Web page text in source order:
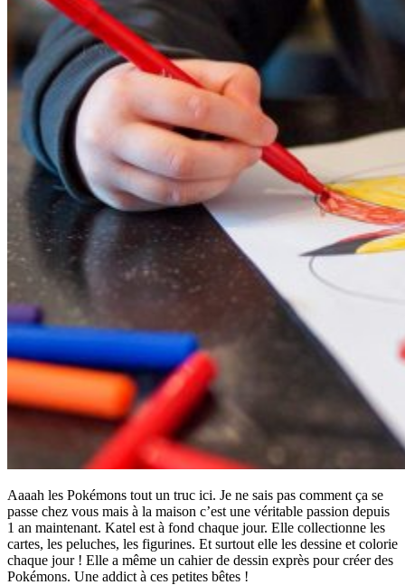
Aaaah les Pokémons tout un truc ici. Je ne sais pas comment ça se
passe chez vous mais à la maison c’est une véritable passion depuis
1 an maintenant. Katel est à fond chaque jour. Elle collectionne les
cartes, les peluches, les figurines. Et surtout elle les dessine et colorie
chaque jour ! Elle a même un cahier de dessin exprès pour créer des
Pokémons. Une addict à ces petites bêtes !